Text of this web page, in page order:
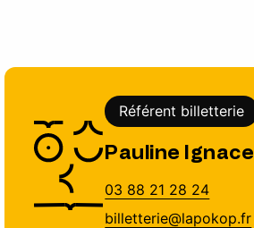
Référent billetterie
Pauline Ignace
03 88 21 28 24
billetterie@lapokop.fr